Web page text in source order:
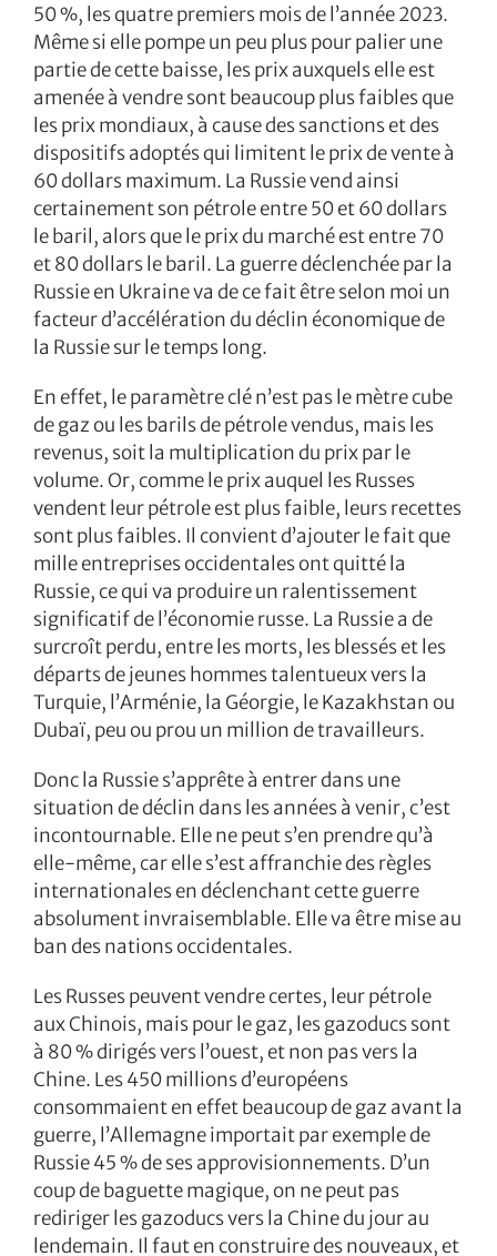
50 %, les quatre premiers mois de l’année 2023.
Même si elle pompe un peu plus pour palier une
partie de cette baisse, les prix auxquels elle est
amenée à vendre sont beaucoup plus faibles que
les prix mondiaux, à cause des sanctions et des
dispositifs adoptés qui limitent le prix de vente à
60 dollars maximum. La Russie vend ainsi
certainement son pétrole entre 50 et 60 dollars
le baril, alors que le prix du marché est entre 70
et 80 dollars le baril. La guerre déclenchée par la
Russie en Ukraine va de ce fait être selon moi un
facteur d’accélération du déclin économique de
la Russie sur le temps long.
En effet, le paramètre clé n’est pas le mètre cube
de gaz ou les barils de pétrole vendus, mais les
revenus, soit la multiplication du prix par le
volume. Or, comme le prix auquel les Russes
vendent leur pétrole est plus faible, leurs recettes
sont plus faibles. Il convient d’ajouter le fait que
mille entreprises occidentales ont quitté la
Russie, ce qui va produire un ralentissement
significatif de l’économie russe. La Russie a de
surcroît perdu, entre les morts, les blessés et les
départs de jeunes hommes talentueux vers la
Turquie, l’Arménie, la Géorgie, le Kazakhstan ou
Dubaï, peu ou prou un million de travailleurs.
Donc la Russie s’apprête à entrer dans une
situation de déclin dans les années à venir, c’est
incontournable. Elle ne peut s’en prendre qu’à
elle-même, car elle s’est affranchie des règles
internationales en déclenchant cette guerre
absolument invraisemblable. Elle va être mise au
ban des nations occidentales.
Les Russes peuvent vendre certes, leur pétrole
aux Chinois, mais pour le gaz, les gazoducs sont
à 80 % dirigés vers l’ouest, et non pas vers la
Chine. Les 450 millions d’européens
consommaient en effet beaucoup de gaz avant la
guerre, l’Allemagne importait par exemple de
Russie 45 % de ses approvisionnements. D’un
coup de baguette magique, on ne peut pas
rediriger les gazoducs vers la Chine du jour au
lendemain. Il faut en construire des nouveaux, et